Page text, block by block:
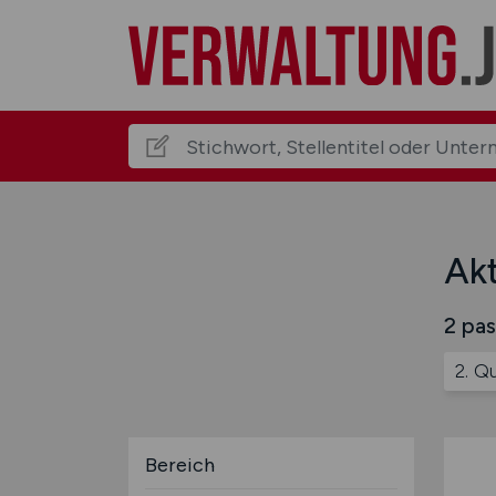
2
2.
Bereich